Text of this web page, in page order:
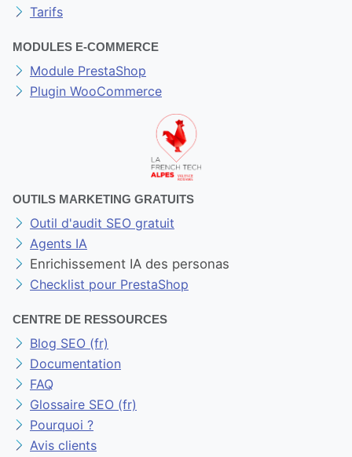
Tarifs
MODULES E-COMMERCE
Module PrestaShop
Plugin WooCommerce
OUTILS MARKETING GRATUITS
Outil d'audit SEO gratuit
Agents IA
Enrichissement IA des personas
Checklist pour PrestaShop
CENTRE DE RESSOURCES
Blog SEO (fr)
Documentation
FAQ
Glossaire SEO (fr)
Pourquoi ?
Avis clients